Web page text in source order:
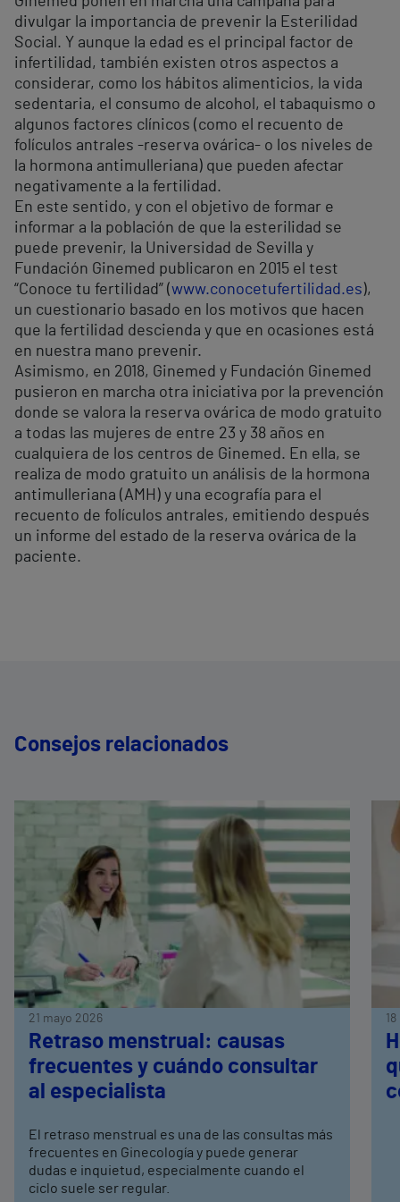
divulgar la importancia de prevenir la Esterilidad
Social. Y aunque la edad es el principal factor de
infertilidad, también existen otros aspectos a
considerar, como los hábitos alimenticios, la vida
sedentaria, el consumo de alcohol, el tabaquismo o
algunos factores clínicos (como el recuento de
folículos antrales -reserva ovárica- o los niveles de
la hormona antimulleriana) que pueden afectar
negativamente a la fertilidad.
En este sentido, y con el objetivo de formar e
informar a la población de que la esterilidad se
puede prevenir, la Universidad de Sevilla y
Fundación Ginemed publicaron en 2015 el test
“Conoce tu fertilidad” (www.conocetufertilidad.es),
un cuestionario basado en los motivos que hacen
que la fertilidad descienda y que en ocasiones está
en nuestra mano prevenir.
Asimismo, en 2018, Ginemed y Fundación Ginemed
pusieron en marcha otra iniciativa por la prevención
donde se valora la reserva ovárica de modo gratuito
a todas las mujeres de entre 23 y 38 años en
cualquiera de los centros de Ginemed. En ella, se
realiza de modo gratuito un análisis de la hormona
antimulleriana (AMH) y una ecografía para el
recuento de folículos antrales, emitiendo después
un informe del estado de la reserva ovárica de la
paciente.
Consejos relacionados
21 mayo 2026
Retraso menstrual: causas
frecuentes y cuándo consultar
al especialista
El retraso menstrual es una de las consultas más
frecuentes en Ginecología y puede generar
dudas e inquietud, especialmente cuando el
ciclo suele ser regular.